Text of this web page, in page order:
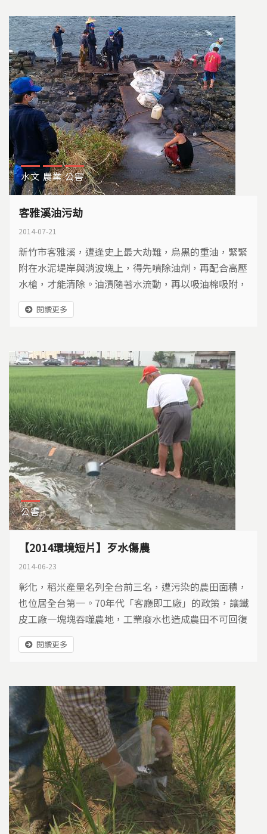
工業區和工廠群聚的竹子門地區，工業廢水排入後勁
溪，下游的農田從後勁溪引水灌溉，面對灌溉水質不佳
的狀況，...
水文 農業 公害
客雅溪油污劫
2014-07-21
新竹市客雅溪，遭逢史上最大劫難，烏黑的重油，緊緊
附在水泥堤岸與消波塊上，得先噴除油劑，再配合高壓
水槍，才能清除。油漬隨著水流動，再以吸油棉吸附，
河面上還佈署了層層攔油索，以免有漏網之油往下流，
污染河口與海洋…
閱讀更多
公害
【2014環境短片】歹水傷農
2014-06-23
彰化，稻米產量名列全台前三名，遭污染的農田面積，
也位居全台第一。70年代「客廳即工廠」的政策，讓鐵
皮工廠一塊塊吞噬農地，工業廢水也造成農田不可回復
的傷害。環保署十年來，花了2.5億挽救生病農田，但
我們來到北彰化兼具排水和灌溉功能的番雅溝，發現污
閱讀更多